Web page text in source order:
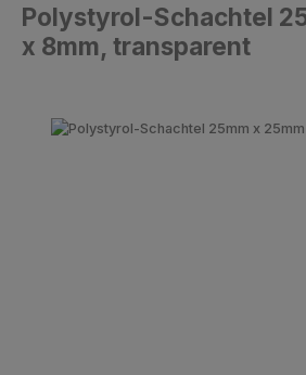
Polystyrol-Schachtel
x 8mm, transparent
Bildergalerie überspringen